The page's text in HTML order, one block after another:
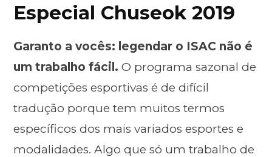
Especial Chuseok 2019
Garanto a vocês: legendar o ISAC não é
um trabalho fácil. O programa sazonal de
competições esportivas é de difícil
tradução porque tem muitos termos
específicos dos mais variados esportes e
modalidades. Algo que só um trabalho de